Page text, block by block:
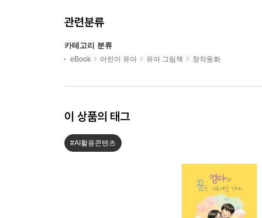
관련분류
카테고리 분류
eBook 어린이 유아 유아 그림책 창작동화
이 상품의 태그
#AI활용콘텐츠